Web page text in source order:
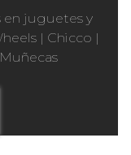
en juguetes y
| Chicco |
Muñecas